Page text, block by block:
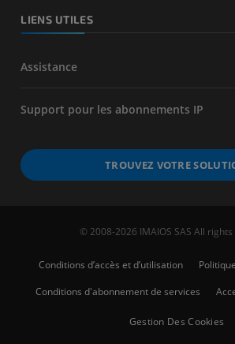
LIENS UTILES
Assistance
Support pour les abonnements IP
TROUVEZ VOTRE
© 2008-2026 IMAIOS SAS All
Conditions d’accès et d’utilisation
Conditions d'abonnement de services
Gestion Des Cookies